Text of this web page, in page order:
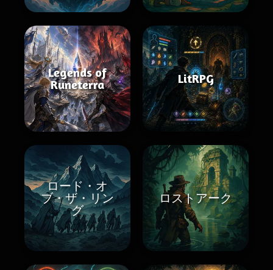
Legends of
Runeterra
LitRPG
ロード・オ
ブ・ザ・リン
グ
ロストアーク